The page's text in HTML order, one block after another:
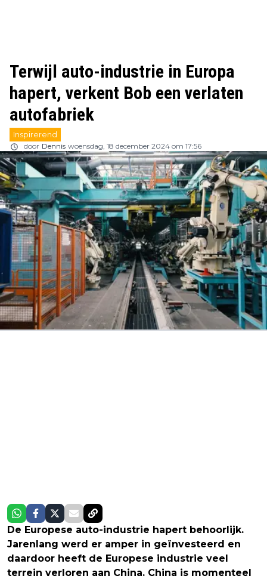
Terwijl auto-industrie in Europa
hapert, verkent Bob een verlaten
autofabriek
Inspirerend
door Dennis woensdag, 18 december 2024 om 17:56
De Europese auto-industrie hapert behoorlijk.
Jarenlang werd er amper in geïnvesteerd en
daardoor heeft de Europese industrie veel
terrein verloren aan China. China is momenteel